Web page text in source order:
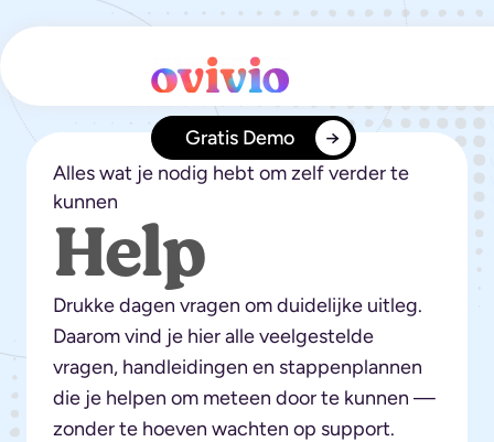
naar
de
inhoud
Gratis Demo
Alles wat je nodig hebt om zelf verder te
kunnen
Help
Drukke dagen vragen om duidelijke uitleg.
Daarom vind je hier alle veelgestelde
vragen, handleidingen en stappenplannen
die je helpen om meteen door te kunnen —
zonder te hoeven wachten op support.